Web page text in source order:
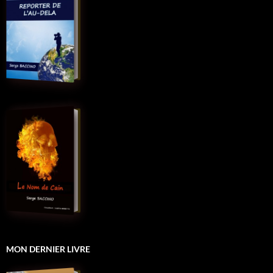
MON DERNIER LIVRE